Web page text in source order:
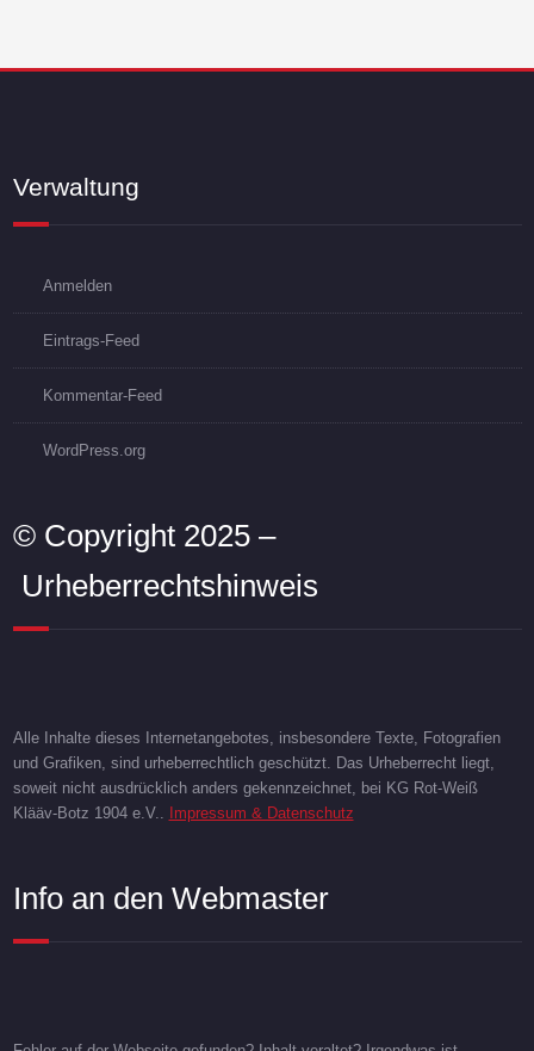
Verwaltung
Anmelden
Eintrags-Feed
Kommentar-Feed
WordPress.org
© Copyright 2025 –
Urheberrechtshinweis
Alle Inhalte dieses Internetangebotes, insbesondere Texte, Fotografien
und Grafiken, sind urheberrechtlich geschützt. Das Urheberrecht liegt,
soweit nicht ausdrücklich anders gekennzeichnet, bei KG Rot-Weiß
Klääv-Botz 1904 e.V..
Impressum & Datenschutz
Info an den Webmaster